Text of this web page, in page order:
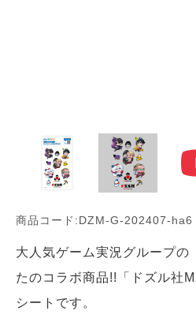
商品コード:DZM-G-202407-ha6
大人気ゲーム実況グループの
たのコラボ商品!!「ドズル社
シートです。